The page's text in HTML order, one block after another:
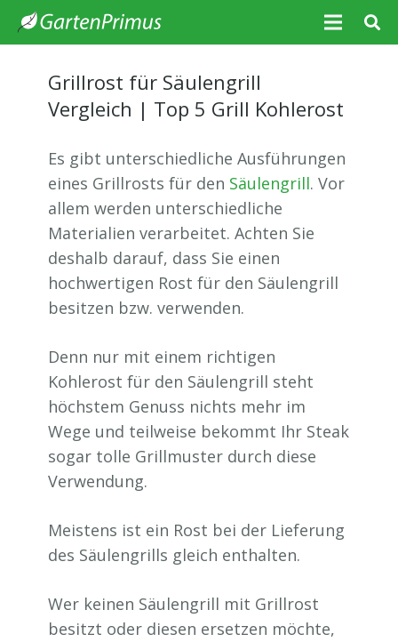
Grillrost für Säulengrill
Vergleich | Top 5 Grill Kohlerost
Es gibt unterschiedliche Ausführungen
eines Grillrosts für den Säulengrill. Vor
allem werden unterschiedliche
Materialien verarbeitet. Achten Sie
deshalb darauf, dass Sie einen
hochwertigen Rost für den Säulengrill
besitzen bzw. verwenden.
Denn nur mit einem richtigen
Kohlerost für den Säulengrill steht
höchstem Genuss nichts mehr im
Wege und teilweise bekommt Ihr Steak
sogar tolle Grillmuster durch diese
Verwendung.
Meistens ist ein Rost bei der Lieferung
des Säulengrills gleich enthalten.
Wer keinen Säulengrill mit Grillrost
besitzt oder diesen ersetzen möchte,